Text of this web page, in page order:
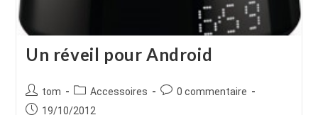
Un réveil pour Android
Auteur/autrice
de
tom
Post
category:
Accessoires
Commentaires
0 commentaire
Publication
19/10/2012